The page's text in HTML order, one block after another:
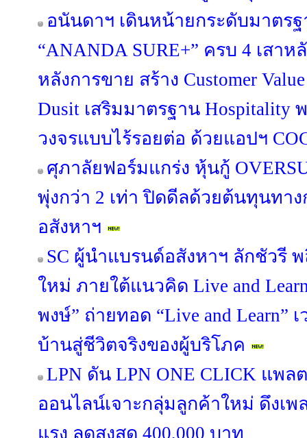
อนันดาฯ เดินหน้ายกระดับมาตร
“ANANDA SURE+” ครบ 4 เสา
หลังการขาย สร้าง Customer
Dusit เสริมมาตรฐาน Hospitality
วงจรแบบไร้รอยต่อ ด้วยแอปฯ
ศุภาลัยฟอร์มแกร่ง หุ้นกู้
พุ่งกว่า 2 เท่า ปิดดีลด้วยต้นทุนทา
อสังหาฯ
SC ผู้นำแบรนด์อสังหาฯ ลักชัวรี
ใหม่ ภายใต้แนวคิด Live and
พงษ์” ถ่ายทอด “Live and Learn”
บ้านสู่ชีวิตจริงของผู้บริโภค
LPN ดัน LPN ONE CLICK แพ
ออนไลน์เจาะกลุ่มลูกค้าใหม่ ดึงเ
แรง ลดสูงสุด 400,000 บาท